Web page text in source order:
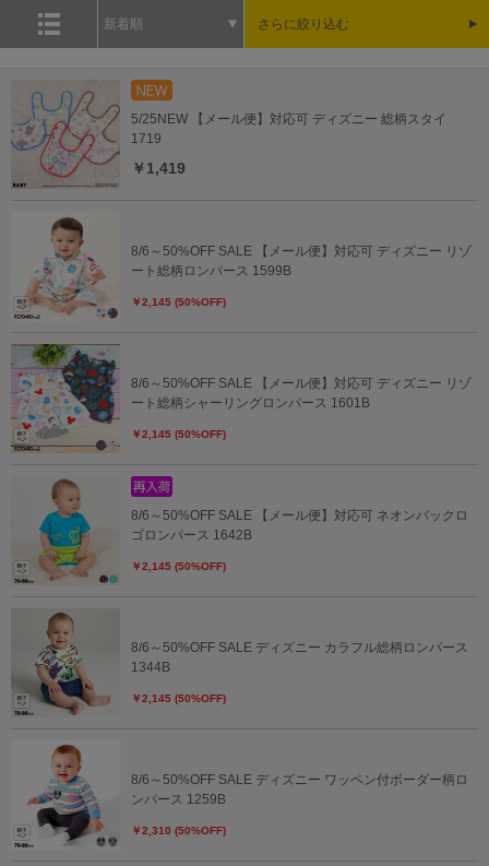
新着順 さらに絞り込む
5/25NEW 【メール便】対応可 ディズニー 総柄スタイ
1719
￥1,419
8/6～50%OFF SALE 【メール便】対応可 ディズニー リゾ
ート総柄ロンパース 1599B
￥2,145 (50%OFF)
8/6～50%OFF SALE 【メール便】対応可 ディズニー リゾ
ート総柄シャーリングロンパース 1601B
￥2,145 (50%OFF)
8/6～50%OFF SALE 【メール便】対応可 ネオンバックロ
ゴロンパース 1642B
￥2,145 (50%OFF)
8/6～50%OFF SALE ディズニー カラフル総柄ロンパース
1344B
￥2,145 (50%OFF)
8/6～50%OFF SALE ディズニー ワッペン付ボーダー柄ロ
ンパース 1259B
￥2,310 (50%OFF)